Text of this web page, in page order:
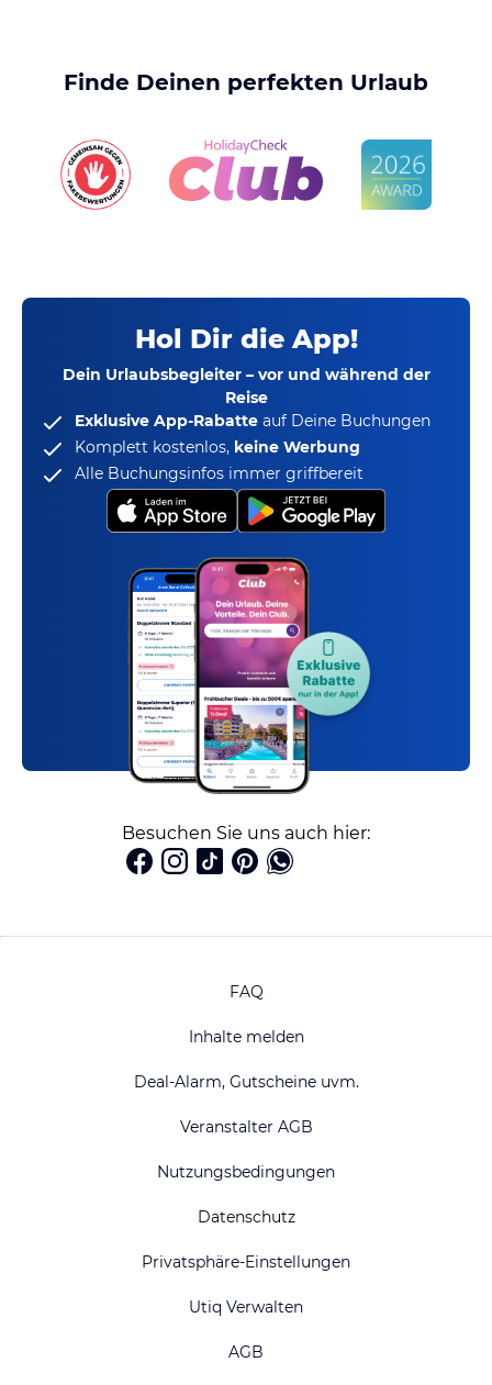
Finde Deinen perfekten Urlaub
Hol Dir die App!
Dein Urlaubsbegleiter – vor und während der
Reise
Exklusive App-Rabatte auf Deine Buchungen
Komplett kostenlos, keine Werbung
Alle Buchungsinfos immer griffbereit
Besuchen Sie uns auch hier:
FAQ
Inhalte melden
Deal-Alarm, Gutscheine uvm.
Veranstalter AGB
Nutzungsbedingungen
Datenschutz
Privatsphäre-Einstellungen
Utiq Verwalten
AGB